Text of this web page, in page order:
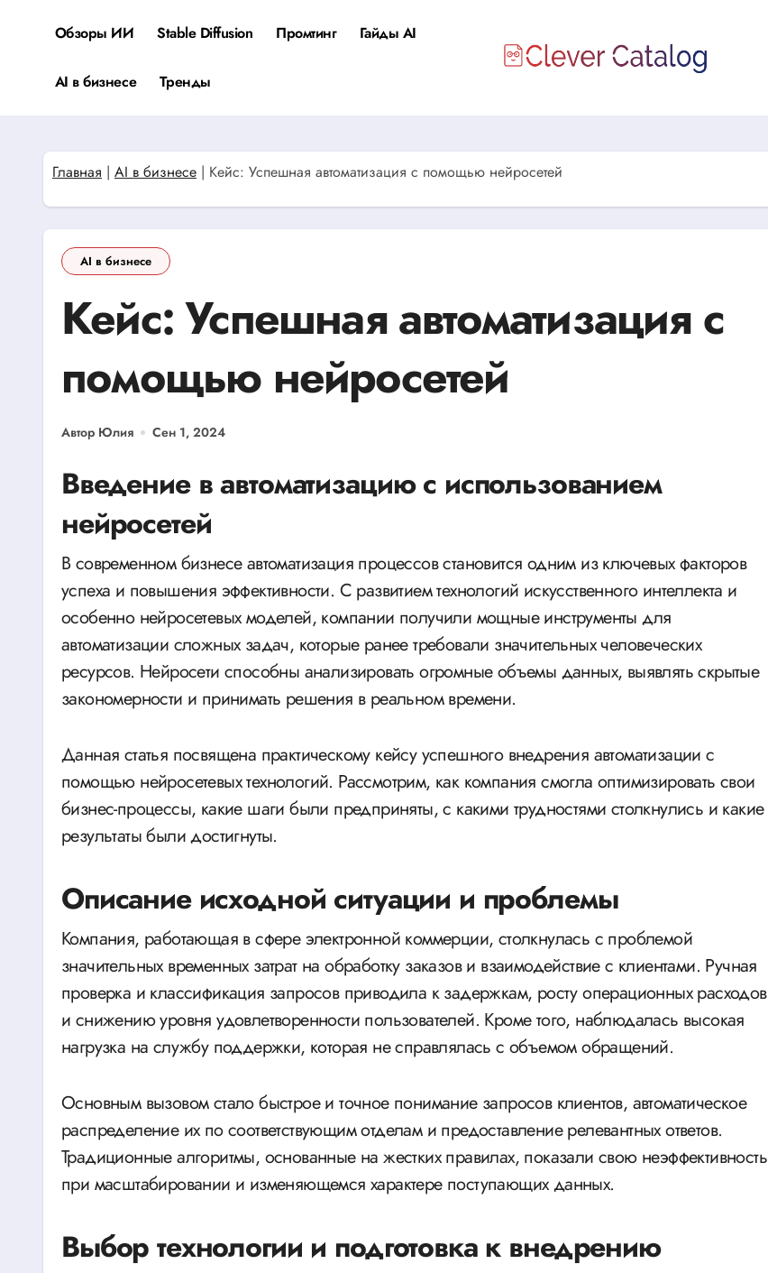
Обзоры ИИ Stable Diffusion Промтинг Гайды AI
AI в бизнесе Тренды
Главная | AI в бизнесе | Кейс: Успешная автоматизация с помощью нейросетей
AI в бизнесе
Кейс: Успешная автоматизация с
помощью нейросетей
Автор Юлия Сен 1, 2024
Введение в автоматизацию с использованием
нейросетей
В современном бизнесе автоматизация процессов становится одним из ключевых факторов
успеха и повышения эффективности. С развитием технологий искусственного интеллекта и
особенно нейросетевых моделей, компании получили мощные инструменты для
автоматизации сложных задач, которые ранее требовали значительных человеческих
ресурсов. Нейросети способны анализировать огромные объемы данных, выявлять скрытые
закономерности и принимать решения в реальном времени.
Данная статья посвящена практическому кейсу успешного внедрения автоматизации с
помощью нейросетевых технологий. Рассмотрим, как компания смогла оптимизировать свои
бизнес-процессы, какие шаги были предприняты, с какими трудностями столкнулись и какие
результаты были достигнуты.
Описание исходной ситуации и проблемы
Компания, работающая в сфере электронной коммерции, столкнулась с проблемой
значительных временных затрат на обработку заказов и взаимодействие с клиентами. Ручная
проверка и классификация запросов приводила к задержкам, росту операционных расходов
и снижению уровня удовлетворенности пользователей. Кроме того, наблюдалась высокая
нагрузка на службу поддержки, которая не справлялась с объемом обращений.
Основным вызовом стало быстрое и точное понимание запросов клиентов, автоматическое
распределение их по соответствующим отделам и предоставление релевантных ответов.
Традиционные алгоритмы, основанные на жестких правилах, показали свою неэффективность
при масштабировании и изменяющемся характере поступающих данных.
Выбор технологии и подготовка к внедрению